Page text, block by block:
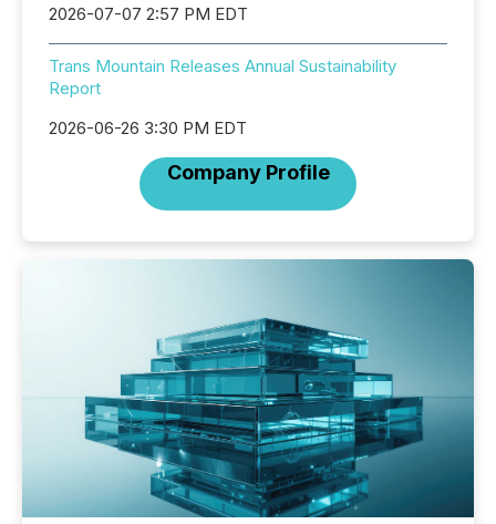
2026-07-07 2:57 PM EDT
Trans Mountain Releases Annual Sustainability
Report
2026-06-26 3:30 PM EDT
Company Profile